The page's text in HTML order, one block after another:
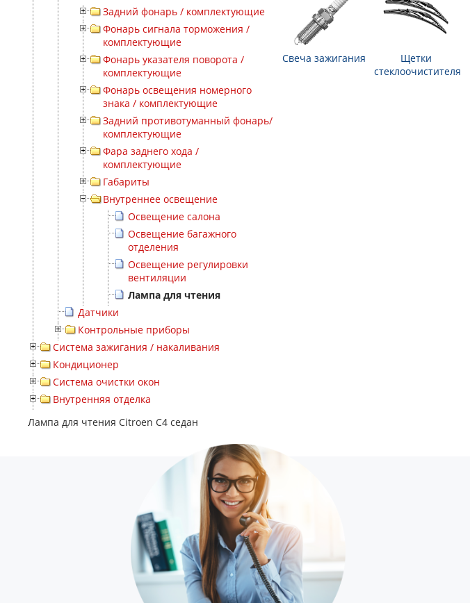
Задний фонарь / комплектующие
Фонарь сигнала торможения /
комплектующие
Фонарь указателя поворота /
комплектующие
Фонарь освещения номерного
знака / комплектующие
Задний противотуманный фонарь/
комплектующие
Фара заднего хода /
комплектующие
Габариты
Внутреннее освещение
Освещение салона
Освещение багажного
отделения
Освещение регулировки
вентиляции
Лампа для чтения
Датчики
Контрольные приборы
Система зажигания / накаливания
Кондиционер
Система очистки окон
Внутренняя отделка
Свеча зажигания
Щетки
стеклоочистителя
Лампа для чтения Citroen C4 седан